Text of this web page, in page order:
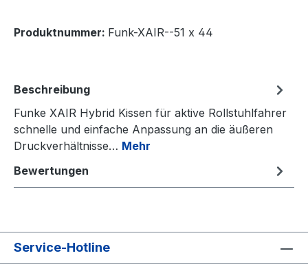
Produktnummer: Funk-XAIR--51 x 44
Beschreibung
Funke XAIR Hybrid Kissen für aktive Rollstuhlfahrer
schnelle und einfache Anpassung an die äußeren
Druckverhältnisse… Mehr
Bewertungen
Service-Hotline